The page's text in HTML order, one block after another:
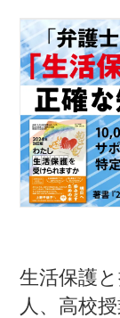
生活保護
人、高校